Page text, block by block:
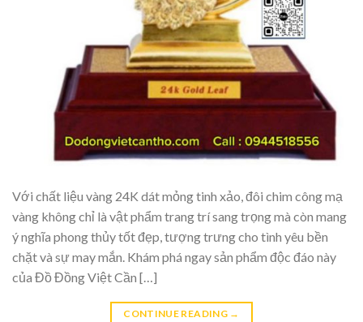
Với chất liệu vàng 24K dát mỏng tinh xảo, đôi chim công mạ
vàng không chỉ là vật phẩm trang trí sang trọng mà còn mang
ý nghĩa phong thủy tốt đẹp, tượng trưng cho tình yêu bền
chặt và sự may mắn. Khám phá ngay sản phẩm độc đáo này
của Đồ Đồng Việt Cần […]
CONTINUE READING →